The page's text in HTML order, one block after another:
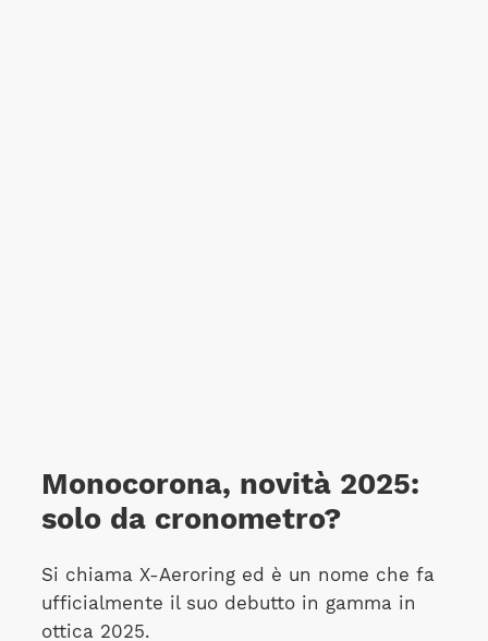
Monocorona, novità 2025:
solo da cronometro?
Si chiama X-Aeroring ed è un nome che fa
ufficialmente il suo debutto in gamma in
ottica 2025.